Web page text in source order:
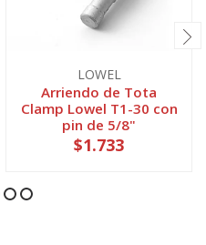
LOWEL
Arriendo de Tota
Clamp Lowel T1-30 con
pin de 5/8"
$1.733